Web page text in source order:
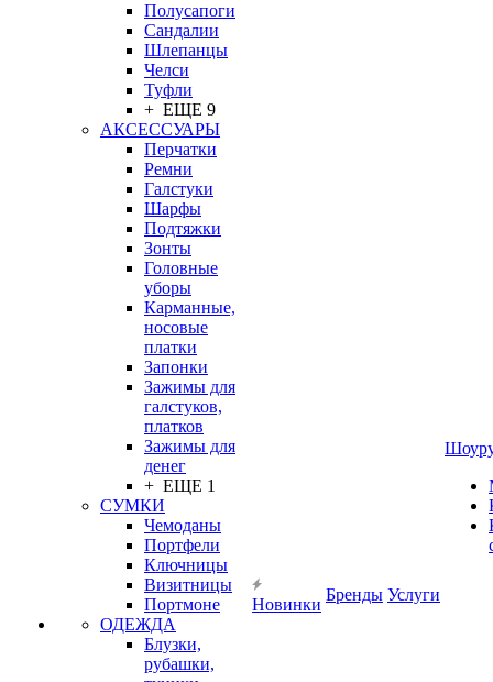
Полусапоги
Сандалии
Шлепанцы
Челси
Туфли
+ ЕЩЕ 9
АКСЕССУАРЫ
Перчатки
Ремни
Галстуки
Шарфы
Подтяжки
Зонты
Головные
уборы
Карманные,
носовые
платки
Запонки
Зажимы для
галстуков,
платков
Зажимы для
денег
+ ЕЩЕ 1
СУМКИ
Чемоданы
Портфели
Ключницы
Визитницы
Портмоне
ОДЕЖДА
Блузки,
рубашки,
Новинки
Бренды Услуги